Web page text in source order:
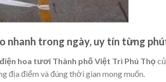
nhanh trong ngày, uy tín từng
điện hoa tươi Thành phố Việt Trì Phú Thọ
địa điểm và đúng thời gian mong muốn.